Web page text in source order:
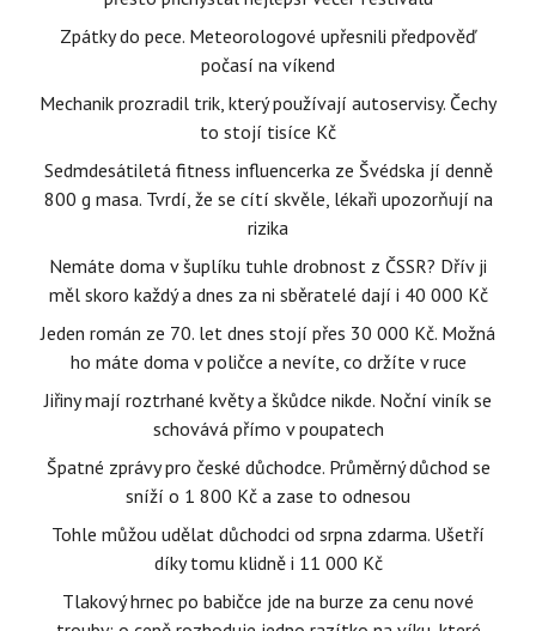
Zpátky do pece. Meteorologové upřesnili předpověď
počasí na víkend
Mechanik prozradil trik, který používají autoservisy. Čechy
to stojí tisíce Kč
Sedmdesátiletá fitness influencerka ze Švédska jí denně
800 g masa. Tvrdí, že se cítí skvěle, lékaři upozorňují na
rizika
Nemáte doma v šuplíku tuhle drobnost z ČSSR? Dřív ji
měl skoro každý a dnes za ni sběratelé dají i 40 000 Kč
Jeden román ze 70. let dnes stojí přes 30 000 Kč. Možná
ho máte doma v poličce a nevíte, co držíte v ruce
Jiřiny mají roztrhané květy a škůdce nikde. Noční viník se
schovává přímo v poupatech
Špatné zprávy pro české důchodce. Průměrný důchod se
sníží o 1 800 Kč a zase to odnesou
Tohle můžou udělat důchodci od srpna zdarma. Ušetří
díky tomu klidně i 11 000 Kč
Tlakový hrnec po babičce jde na burze za cenu nové